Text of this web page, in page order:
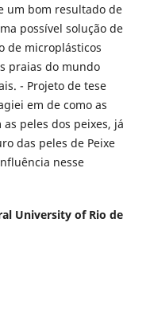
um bom resultado de
possível solução de
de microplásticos
praias do mundo
- Projeto de tese
em de como as
peles dos peixes, já
das peles de Peixe
nesse
University of Rio de